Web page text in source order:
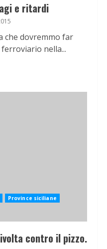
e ritardi
che dovremmo far
nella...
Province siciliane
contro il pizzo.